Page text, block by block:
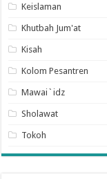
Keislaman
Khutbah Jum'at
Kisah
Kolom Pesantren
Mawai`idz
Sholawat
Tokoh